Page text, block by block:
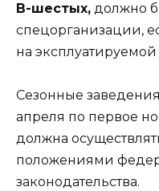
В-шестых, должно
спецорганизации,
на
Сезонные заведения
апреля по первое
должна
положениями
законодательства.